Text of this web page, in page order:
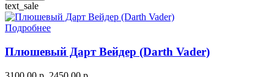
text_sale
Подробнее
Плюшевый Дарт Вейдер (Darth Vader)